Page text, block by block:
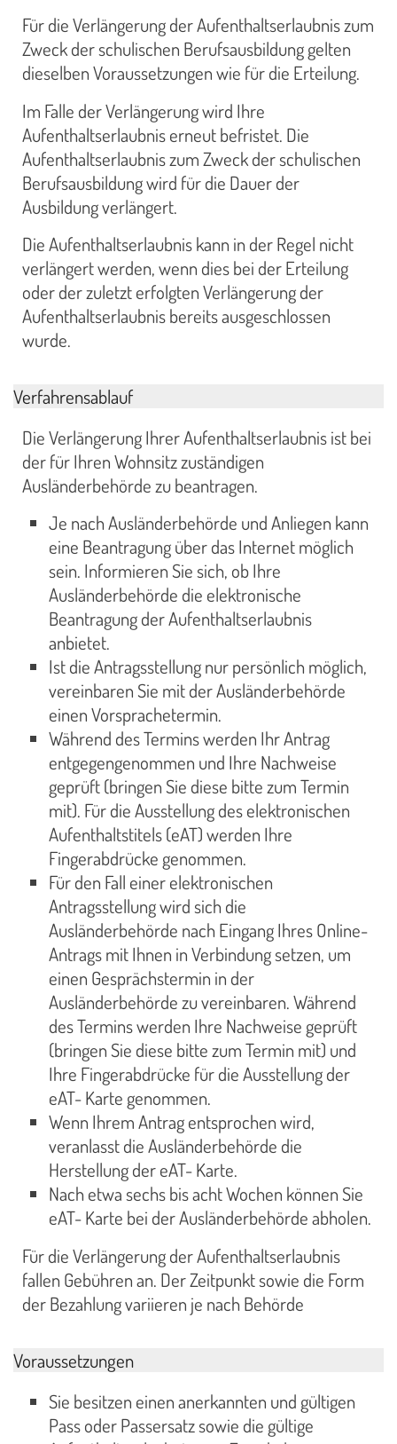
Für die Verlängerung der Aufenthaltserlaubnis zum
Zweck der schulischen Berufsausbildung gelten
dieselben Voraussetzungen wie für die Erteilung.
Im Falle der Verlängerung wird Ihre
Aufenthaltserlaubnis erneut befristet. Die
Aufenthaltserlaubnis zum Zweck der schulischen
Berufsausbildung wird für die Dauer der
Ausbildung verlängert.
Die Aufenthaltserlaubnis kann in der Regel nicht
verlängert werden, wenn dies bei der Erteilung
oder der zuletzt erfolgten Verlängerung der
Aufenthaltserlaubnis bereits ausgeschlossen
wurde.
Verfahrensablauf
Die Verlängerung Ihrer Aufenthaltserlaubnis ist bei
der für Ihren Wohnsitz zuständigen
Ausländerbehörde zu beantragen.
Je nach Ausländerbehörde und Anliegen kann
eine Beantragung über das Internet möglich
sein. Informieren Sie sich, ob Ihre
Ausländerbehörde die elektronische
Beantragung der Aufenthaltserlaubnis
anbietet.
Ist die Antragsstellung nur persönlich möglich,
vereinbaren Sie mit der Ausländerbehörde
einen Vorsprachetermin.
Während des Termins werden Ihr Antrag
entgegengenommen und Ihre Nachweise
geprüft (bringen Sie diese bitte zum Termin
mit). Für die Ausstellung des elektronischen
Aufenthaltstitels (eAT) werden Ihre
Fingerabdrücke genommen.
Für den Fall einer elektronischen
Antragsstellung wird sich die
Ausländerbehörde nach Eingang Ihres Online-
Antrags mit Ihnen in Verbindung setzen, um
einen Gesprächstermin in der
Ausländerbehörde zu vereinbaren. Während
des Termins werden Ihre Nachweise geprüft
(bringen Sie diese bitte zum Termin mit) und
Ihre Fingerabdrücke für die Ausstellung der
eAT- Karte genommen.
Wenn Ihrem Antrag entsprochen wird,
veranlasst die Ausländerbehörde die
Herstellung der eAT- Karte.
Nach etwa sechs bis acht Wochen können Sie
eAT- Karte bei der Ausländerbehörde abholen.
Für die Verlängerung der Aufenthaltserlaubnis
fallen Gebühren an. Der Zeitpunkt sowie die Form
der Bezahlung variieren je nach Behörde
Voraussetzungen
Sie besitzen einen anerkannten und gültigen
Pass oder Passersatz sowie die gültige